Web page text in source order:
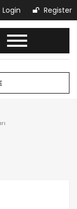
Login Register